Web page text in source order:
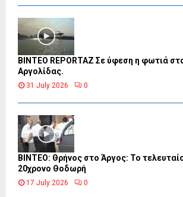
BINTEO REPORTAZ Σε ύφεση η φωτιά
Αργολίδας.
31 July 2026 0
ΒΙΝΤΕΟ: Θρήνος στο Άργος: Το
20χρονο Θοδωρή
17 July 2026 0